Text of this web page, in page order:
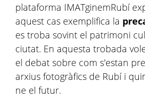
plataforma IMATginemRubí
aquest cas exemplifica la
es troba sovint el patrimoni
ciutat. En aquesta trobada
el debat sobre com s'estan
arxius fotogràfics de Rubí i
ne el futur.